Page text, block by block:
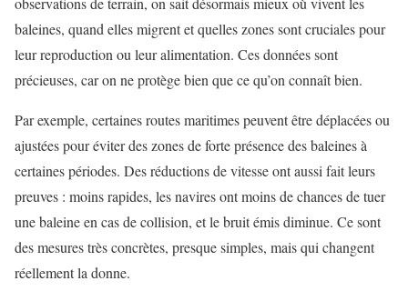
baleines, quand elles migrent et quelles zones sont cruciales pour
leur reproduction ou leur alimentation. Ces données sont
précieuses, car on ne protège bien que ce qu’on connaît bien.
Par exemple, certaines routes maritimes peuvent être déplacées ou
ajustées pour éviter des zones de forte présence des baleines à
certaines périodes. Des réductions de vitesse ont aussi fait leurs
preuves : moins rapides, les navires ont moins de chances de tuer
une baleine en cas de collision, et le bruit émis diminue. Ce sont
des mesures très concrètes, presque simples, mais qui changent
réellement la donne.